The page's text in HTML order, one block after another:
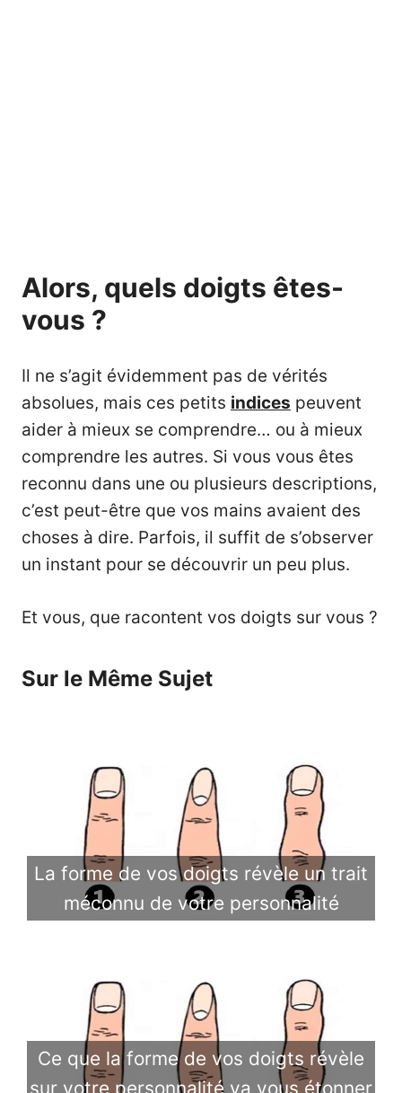
Alors, quels doigts êtes-
vous ?
Il ne s’agit évidemment pas de vérités
absolues, mais ces petits indices peuvent
aider à mieux se comprendre… ou à mieux
comprendre les autres. Si vous vous êtes
reconnu dans une ou plusieurs descriptions,
c’est peut-être que vos mains avaient des
choses à dire. Parfois, il suffit de s’observer
un instant pour se découvrir un peu plus.
Et vous, que racontent vos doigts sur vous ?
Sur le Même Sujet
La forme de vos doigts révèle un trait
méconnu de votre personnalité
Ce que la forme de vos doigts révèle
sur votre personnalité va vous étonner